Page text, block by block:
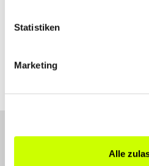
Statistiken
Marketing
Alle
+4960215808065